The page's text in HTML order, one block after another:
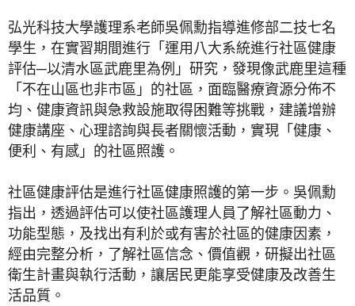
弘光科技大學護理系老師吳佩勳指導進修部二技七名
學生，在實習期間進行「運用八大系統進行社區健康
評估─以清水區武鹿里為例」研究，發現像武鹿里這種
「不在山區也非市區」的社區，面臨醫療資源分佈不
均、健康資訊與急救設施取得困難等挑戰，建議增辦
健康講座、心理諮詢與長者關懷活動，實現「健康、
便利、有感」的社區照護。
社區健康評估是進行社區健康照護的第一步。吳佩勳
指出，透過評估可以使社區護理人員了解社區動力、
功能型態，及找出有利於或有害於社區的健康因素，
經由完整分析，了解社區信念、價值觀，研擬出社區
衛生計畫與執行活動，讓居民更能享受健康及改善生
活品質。